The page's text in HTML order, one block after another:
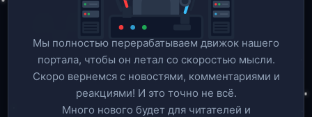
Мы полностью перерабатываем движок нашего
портала, чтобы он летал со скоростью мысли.
Скоро вернемся c новостями, комментариями и
реакциями! И это точно не всё.
Много нового будет для читателей и